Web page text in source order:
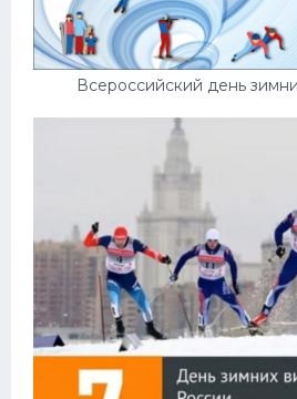
Всероссийский день